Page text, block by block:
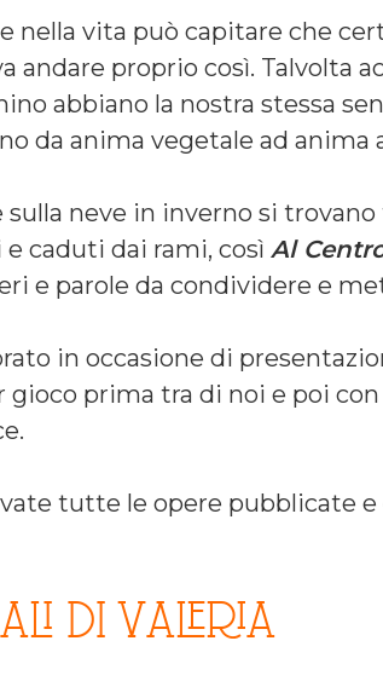
nella vita può capitare che
andare proprio così. Talvolta
abbiano la nostra stessa
da anima vegetale ad anima
sulla neve in inverno si
e caduti dai rami, così Al
e parole da condividere e
in occasione di
gioco prima tra di noi e poi
tutte le opere pubblicate e
DI VALERIA